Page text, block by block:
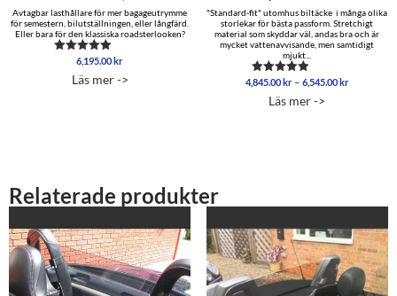
Avtagbar lasthållare för mer bagageutrymme
för semestern, bilutställningen, eller långfärd.
Eller bara för den klassiska roadsterlooken?
Betygsatt
av 5
6,195.00kr
Läs mer ->
"Standard-fit" utomhus biltäcke i många olika
storlekar för bästa passform. Stretchigt
material som skyddar väl, andas bra och är
mycket vattenavvisande, men samtidigt
mjukt...
Betygsatt
av 5
4,845.00kr – 6,545.00kr
Läs mer ->
Relaterade produkter